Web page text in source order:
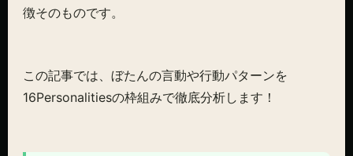
徴そのものです。
この記事では、ぼたんの言動や行動パターンを
16Personalitiesの枠組みで徹底分析します！